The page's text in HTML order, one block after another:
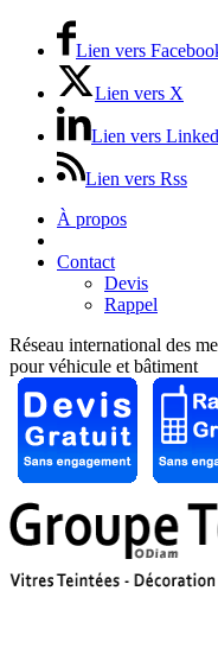
Lien vers
Lien vers X
Lien vers
Lien vers Rss
À propos
Contact
Devis
Rappel
Réseau international des
pour véhicule et bâtiment